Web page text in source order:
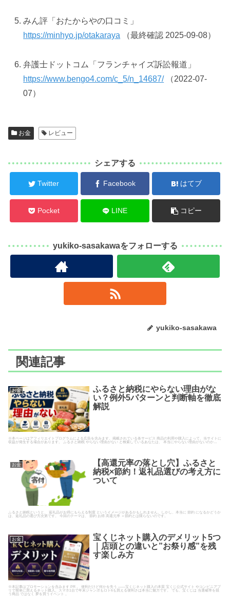
みん評「おたからやの口コミ」
https://minhyo.jp/otakaraya （最終確認 2025-09-08）
弁護士ドットコム「フランチャイズ訴訟報道」
https://www.bengo4.com/c_5/n_14687/（2022-07-
07）
お金 レビュー
シェアする
Twitter Facebook はてブ
Pocket LINE コピー
yukiko-sasakawaをフォローする
yukiko-sasakawa
関連記事
お金
ふるさと納税にやらない理由がな
い？例外5パターンと判断軸を徹底
解説
※本ページはアフィリエイトプログラムによる広告を含みます。掲載されている各サービス 商品の利用や購入によって、当サイトに
収益が発生する場合があります。 ふるさと納税 やらない理由がない と検索しているあなたは、 本当にやらない理由がないのか…
お金
【高還元率の落とし穴】ふるさと
納税×節約！返礼品選びの考え方に
ついて
ふるさと納税というと、 返礼品がお得にもらえる制度 というイメージがあるかもしれません。しかし、本当に 節約 になるかどうか
は、返礼品の選び方次第です。 今回のテーマは、 節約 お得 高還元率 ＝節約とは限らないのです。
お金
宝くじネット購入のデメリット5つ
｜店頭との違いと”お祭り感”を残
す楽しみ方
※本記事はプロモーションを含みます PR 。 便利だけど何かを失う ——宝くじネット購入の本質 宝くじ公式サイト やコンビニアプ
リで簡単に買えるネット購入。スマホ1台で年末ジャンボもロト6も買える便利さは本当に魅力です。 でも、宝くじは 当選確率を競
う商品 ではなく 夢を買うイベント 。